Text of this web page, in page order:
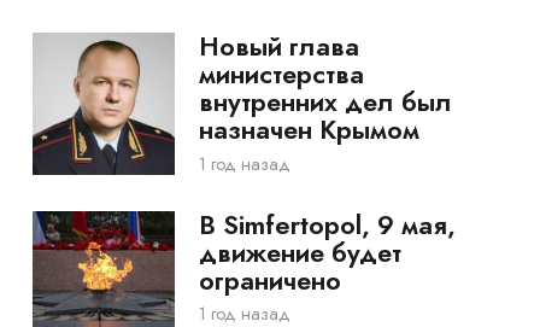
Новый глава
министерства
внутренних дел был
назначен Крымом
1 год назад
В Simfertopol, 9 мая,
движение будет
ограничено
1 год назад